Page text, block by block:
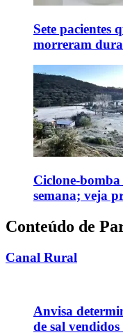
Sete pacientes
morreram
Ciclone-
semana; veja
Conteúdo de
Canal Rural
Anvisa
de sal